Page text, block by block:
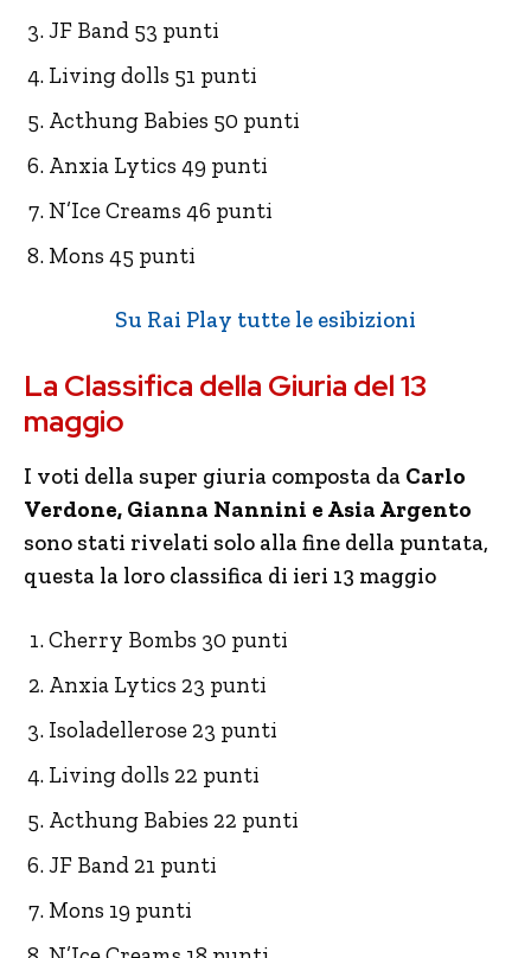
JF Band 53 punti
Living dolls 51 punti
Acthung Babies 50 punti
Anxia Lytics 49 punti
N’Ice Creams 46 punti
Mons 45 punti
Su Rai Play tutte le esibizioni
La Classifica della Giuria del 13
maggio
I voti della super giuria composta da Carlo
Verdone, Gianna Nannini e Asia Argento
sono stati rivelati solo alla fine della puntata,
questa la loro classifica di ieri 13 maggio
Cherry Bombs 30 punti
Anxia Lytics 23 punti
Isoladellerose 23 punti
Living dolls 22 punti
Acthung Babies 22 punti
JF Band 21 punti
Mons 19 punti